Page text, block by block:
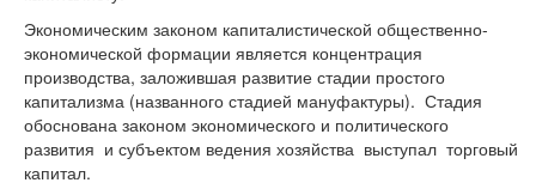
Экономическим законом капиталистической общественно-
экономической формации является концентрация
производства, заложившая развитие стадии простого
капитализма (названного стадией мануфактуры). Стадия
обоснована законом экономического и политического
развития и субъектом ведения хозяйства выступал торговый
капитал.